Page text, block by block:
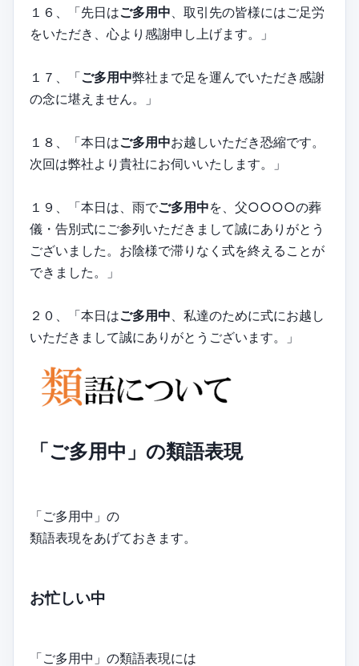
１６、「先日はご多用中、取引先の皆様にはご足労
をいただき、心より感謝申し上げます。」
１７、「ご多用中弊社まで足を運んでいただき感謝
の念に堪えません。」
１８、「本日はご多用中お越しいただき恐縮です。
次回は弊社より貴社にお伺いいたします。」
１９、「本日は、雨でご多用中を、父○○○○の葬
儀・告別式にご参列いただきまして誠にありがとう
ございました。お陰様で滞りなく式を終えることが
できました。」
２０、「本日はご多用中、私達のために式にお越し
いただきまして誠にありがとうございます。」
「ご多用中」の類語表現
「ご多用中」の
類語表現をあげておきます。
お忙しい中
「ご多用中」の類語表現には